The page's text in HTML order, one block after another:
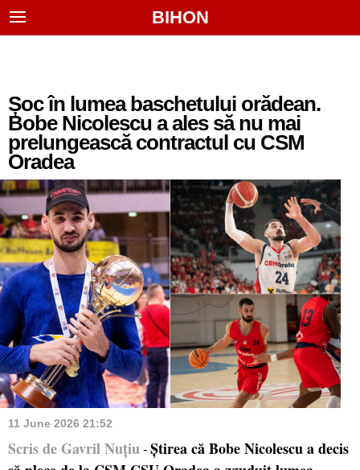
BIHON
Șoc în lumea baschetului orădean.
Bobe Nicolescu a ales să nu mai
prelungească contractul cu CSM
Oradea
11 June 2026 21:52
Scris de Gavril Nuțiu - Știrea că Bobe Nicolescu a decis